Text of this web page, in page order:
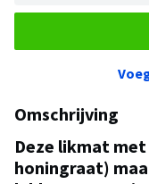
Omschrijving
Deze likmat
honingraat)